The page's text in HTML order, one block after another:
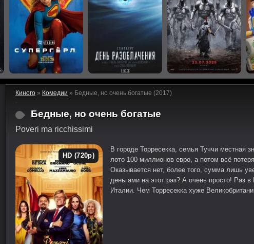
Киного » Комедии » Бедные, но очень богатые (2017)
Бедные, но очень богатые
Poveri ma ricchissimi
HD (720p)
В городе Торресекка, семья Туччи местная
лото 100 миллионов евро, а потом всё
Оказывается нет, более того, сумма лишь
деньгами на этот раз? А очень просто! Раз
Италии. Чем Торресекка хуже